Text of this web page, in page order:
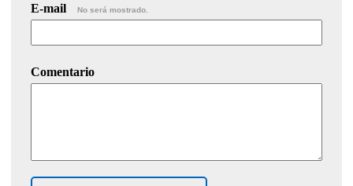
E-mail No será mostrado.
Comentario